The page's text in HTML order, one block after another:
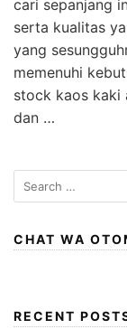
cari sepanjang
serta kualitas
yang
memenuhi
stock kaos kaki
dan …
Search
for:
CHAT WA
RECENT